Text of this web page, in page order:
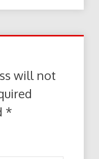
will not
*